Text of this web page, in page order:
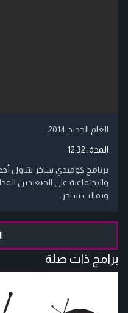
العام الجديد 2014
المدة: 12:32
برنامج كوميدي ساخر يتناول
والاجتماعية على الصعيدين
وبقالب ساخر.
برامج ذات صلة